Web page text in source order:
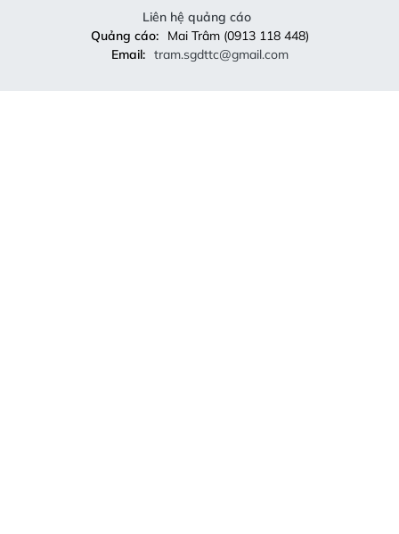
Liên hệ quảng cáo
Quảng cáo:
Mai Trâm (0913 118 448)
Email: tram.sgdttc@gmail.com